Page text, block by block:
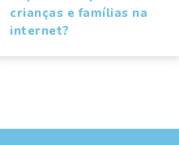
crianças e famílias na
internet?